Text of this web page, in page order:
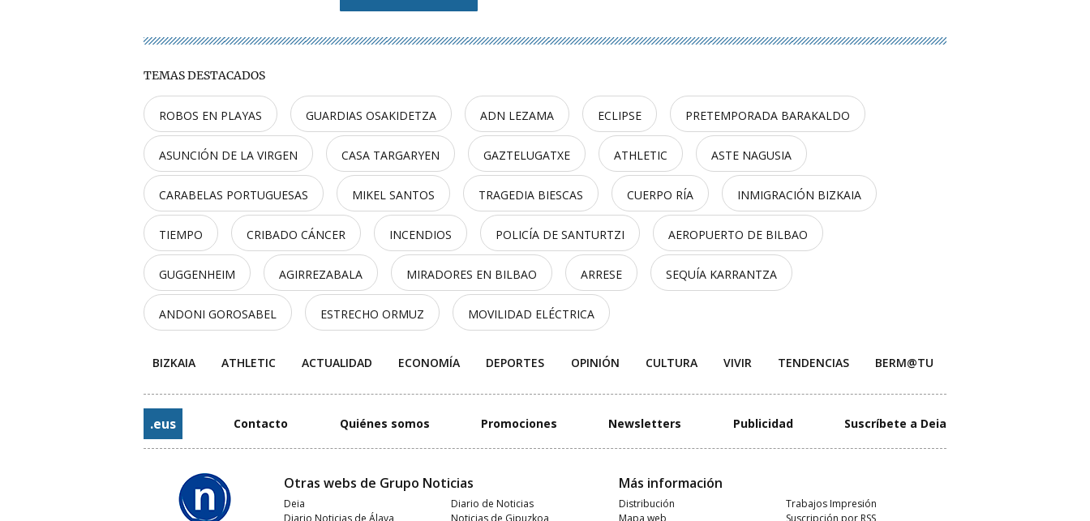
TEMAS DESTACADOS
ROBOS EN PLAYAS GUARDIAS OSAKIDETZA ADN LEZAMA ECLIPSE PRETEMPORADA BARAKALDO
ASUNCIÓN DE LA VIRGEN CASA TARGARYEN GAZTELUGATXE ATHLETIC ASTE NAGUSIA
CARABELAS PORTUGUESAS MIKEL SANTOS TRAGEDIA BIESCAS CUERPO RÍA INMIGRACIÓN BIZKAIA
TIEMPO CRIBADO CÁNCER INCENDIOS POLICÍA DE SANTURTZI AEROPUERTO DE BILBAO
GUGGENHEIM AGIRREZABALA MIRADORES EN BILBAO ARRESE SEQUÍA KARRANTZA
ANDONI GOROSABEL ESTRECHO ORMUZ MOVILIDAD ELÉCTRICA
BIZKAIA ATHLETIC ACTUALIDAD ECONOMÍA DEPORTES OPINIÓN CULTURA VIVIR TENDENCIAS BERM@TU
.eus Contacto Quiénes somos Promociones Newsletters Publicidad Suscríbete a Deia
Otras webs de Grupo Noticias
Deia
Diario de Noticias
Diario Noticias de Álava
Noticias de Gipuzkoa
Más información
Distribución
Trabajos Impresión
Mapa web
Suscripción por RSS